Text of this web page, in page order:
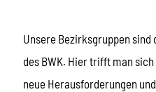
Unsere Bezirksgruppen
des BWK. Hier trifft man
neue Herausforderungen